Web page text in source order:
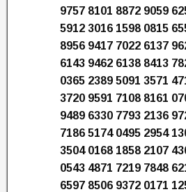
9757 8101 8872 9059
5912 3016 1598 0815
8956 9417 7022 6137
6143 9462 6138 8413
0365 2389 5091 3571
3720 9591 7108 8161
9489 6330 7793 2136
7186 5174 0495 2954
3504 0168 1858 2107
0543 4871 7219 7848
6597 8506 9372 0171